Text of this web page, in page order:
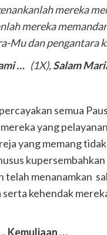
mereka
mereka
Mu dan pengantara
… (1X),Salam
semua
yang
yang memang
telah menanamkan
kehendak
Kemuliaan …